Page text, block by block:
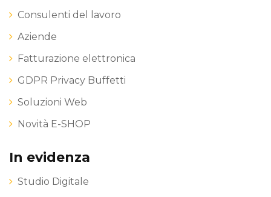
Consulenti del lavoro
Aziende
Fatturazione elettronica
GDPR Privacy Buffetti
Soluzioni Web
Novità E-SHOP
In evidenza
Studio Digitale